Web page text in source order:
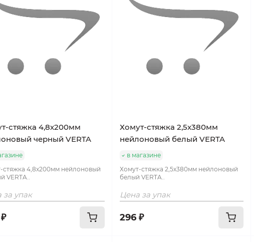
стяжка 4,8х200мм
черный VERTA
стяжка 4,8х200мм нейлоновый
VERTA..
за упак
Хомут-стяжка 2,5х380мм
нейлоновый белый VERTA
в магазине
Хомут-стяжка 2,5х380мм нейлоновый
белый VERTA..
Цена за упак
296 ₽